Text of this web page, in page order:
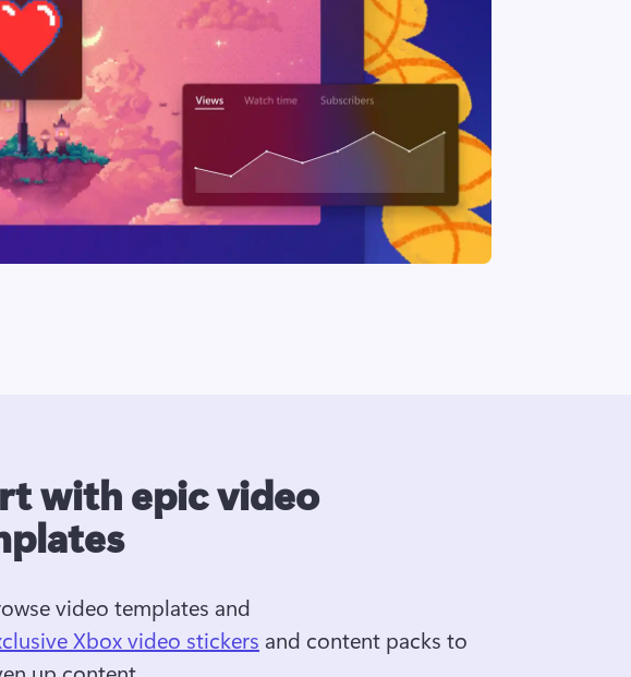
with epic video
video templates and
Xbox video stickers and content packs to